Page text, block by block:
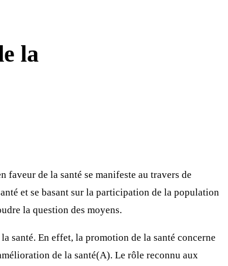
la
faveur de la santé se manifeste au travers de
et se basant sur la participation de la population
la question des moyens.
santé. En effet, la promotion de la santé concerne
de la santé(A). Le rôle reconnu aux